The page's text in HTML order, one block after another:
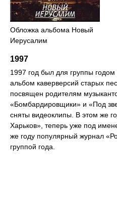
Обложка альбома Новый
Иерусалим
1997
1997 год был для группы
альбом каверверсий старых
посвящен родителям
«Бомбардировщики» и «Под
сняты видеоклипы. В этом же
Харьков», теперь уже под
же году популярный журнал
группой года.